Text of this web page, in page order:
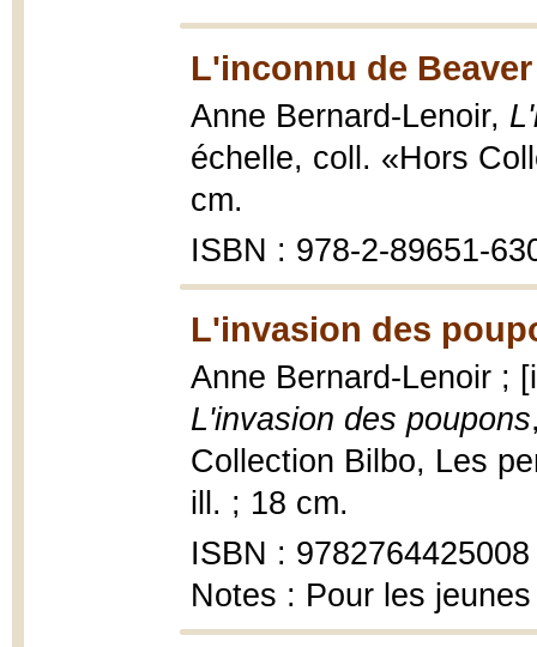
L'inconnu de Beaver
Anne Bernard-Lenoir,
échelle, coll. «Hors
cm.
ISBN : 978-2-89651-
L'invasion des
Anne Bernard-Lenoir ;
L'invasion des poupons
Collection Bilbo, Les
ill. ; 18 cm.
ISBN : 9782764425008
Notes : Pour les jeunes